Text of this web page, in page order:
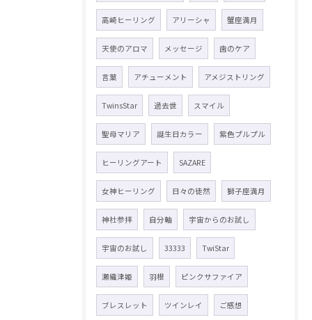
高崎ヒーリング アリーシャ 蟹座満月
天使のアロマ メッセージ 歯のケア
言葉 アチューメント アメジストリング
TwinsStar 過去世 スマイル
聖母マリア 誕生日カラー 紫色プルプル
ヒーリングアート SAZARE
女神ヒーリング 日々の徒然 獅子座満月
神社参拝 自分軸 宇宙からのお試し
宇宙のお試し 33333 TwiStar
瀬織津姫 羽根 ピンクサファイア
ブレスレット ツインレイ ご感想